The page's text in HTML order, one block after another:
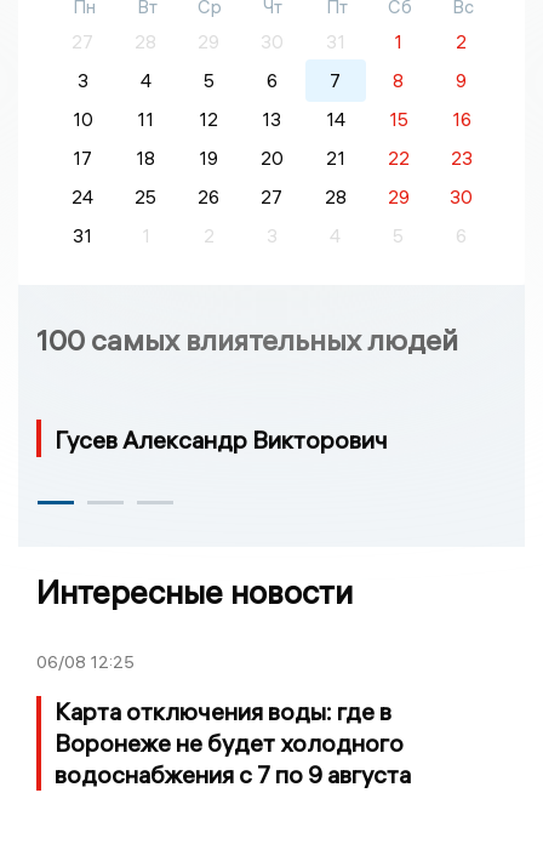
Пн Вт Ср Чт Пт Сб
Вс
27
28 29 30 31 1
2
3
4 5 6 7 8
9
10
11 12 13 14 15
16
17
18 19 20 21 22
23
24
25 26 27 28 29
30
31
1 2 3 4 5 6
100 самых влиятельных людей
Гусев Александр Викторович
Интересные новости
06/08 12:25
Карта отключения воды: где в
Воронеже не будет холодного
водоснабжения с 7 по 9 августа